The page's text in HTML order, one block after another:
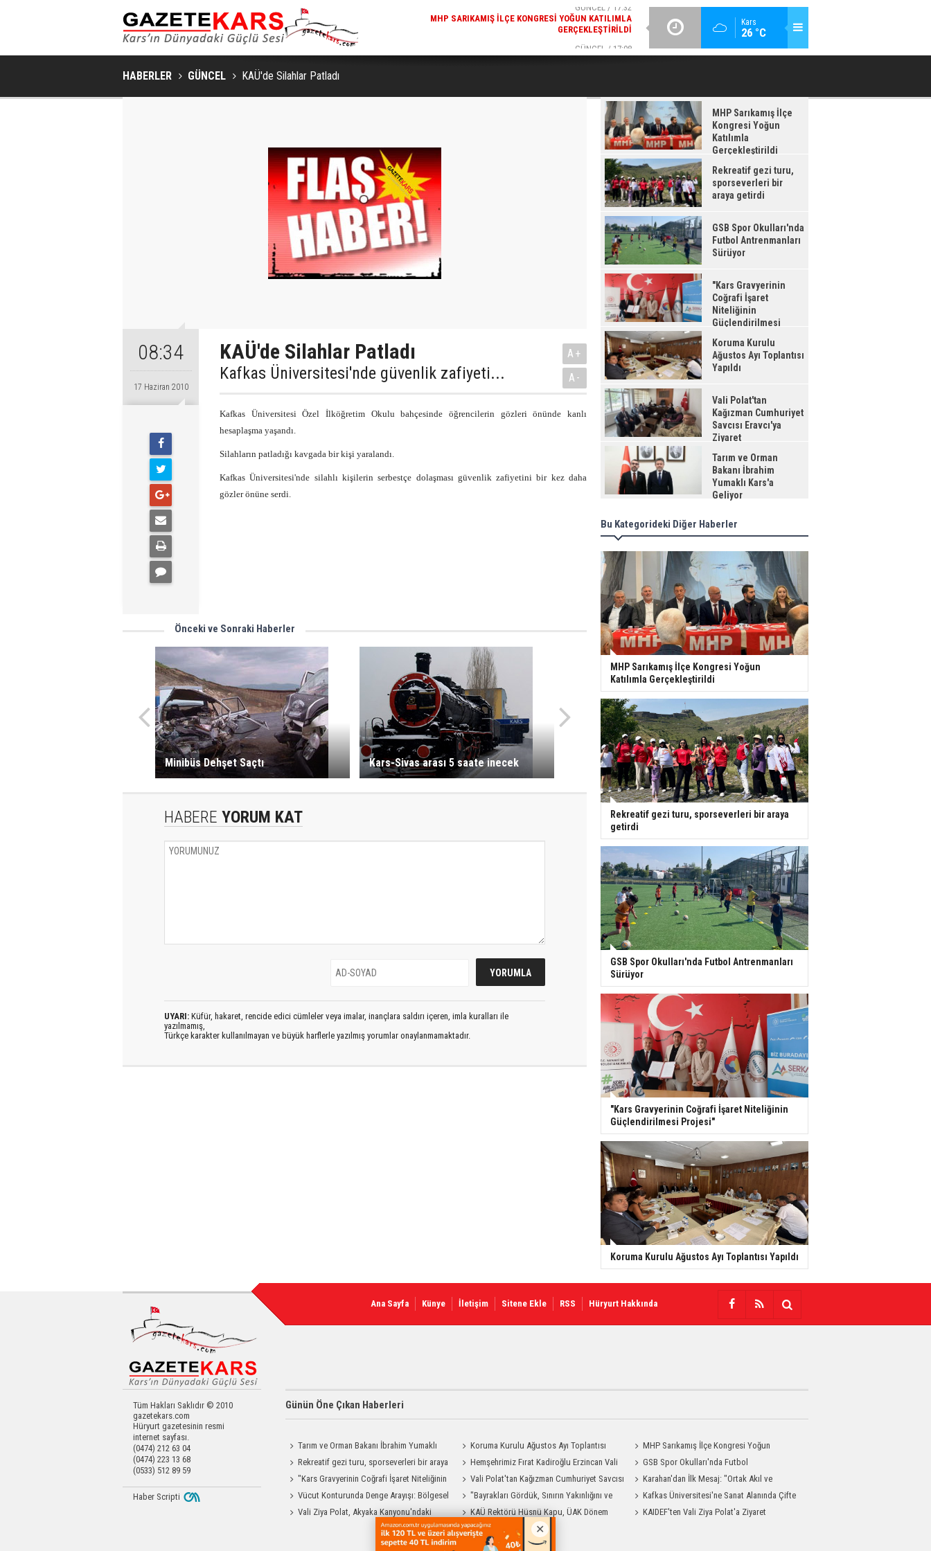
Kars
26 °C
GÜNCEL / 17:08
REKREATIF GEZI TURU, SPORSEVERLERI BIR ARAYA GETIRDI
GSB SPOR OKULLARI'NDA FUTBOL ANTRENMANLARI SÜRÜYOR
HABERLER GÜNCEL KAÜ'de Silahlar Patladı
08:34
17 Haziran 2010
KAÜ'de Silahlar Patladı
Kafkas Üniversitesi'nde güvenlik zafiyeti...
A+
A-
Kafkas Üniversitesi Özel İlköğretim Okulu bahçesinde öğrencilerin gözleri önünde kanlı
hesaplaşma yaşandı.
Silahların patladığı kavgada bir kişi yaralandı.
Kafkas Üniversitesi'nde silahlı kişilerin serbestçe dolaşması güvenlik zafiyetini bir kez daha
gözler önüne serdi.
Önceki ve Sonraki Haberler
Minibüs Dehşet Saçtı Kars-Sivas arası 5 saate inecek
HABERE YORUM KAT
UYARI: Küfür, hakaret, rencide edici cümleler veya imalar, inançlara saldırı içeren, imla kuralları ile
yazılmamış,
Türkçe karakter kullanılmayan ve büyük harflerle yazılmış yorumlar onaylanmamaktadır.
MHP Sarıkamış İlçe
Kongresi Yoğun
Katılımla
Gerçekleştirildi
Rekreatif gezi turu,
sporseverleri bir
araya getirdi
GSB Spor Okulları'nda
Futbol Antrenmanları
Sürüyor
"Kars Gravyerinin
Coğrafi İşaret
Niteliğinin
Güçlendirilmesi
Projesi"
Koruma Kurulu
Ağustos Ayı Toplantısı
Yapıldı
Vali Polat'tan
Kağızman Cumhuriyet
Savcısı Eravcı'ya
Ziyaret
Tarım ve Orman
Bakanı İbrahim
Yumaklı Kars'a
Geliyor
Bu Kategorideki Diğer Haberler
MHP Sarıkamış İlçe Kongresi Yoğun
Katılımla Gerçekleştirildi
Rekreatif gezi turu, sporseverleri bir araya
getirdi
GSB Spor Okulları'nda Futbol Antrenmanları
Sürüyor
"Kars Gravyerinin Coğrafi İşaret Niteliğinin
Güçlendirilmesi Projesi"
Koruma Kurulu Ağustos Ayı Toplantısı Yapıldı
Ana Sayfa Künye İletişim Sitene Ekle RSS Hüryurt Hakkında
Tüm Hakları Saklıdır © 2010
gazetekars.com
Hüryurt gazetesinin resmi
internet sayfası.
(0474) 212 63 04
(0474) 223 13 68
(0533) 512 89 59
Günün Öne Çıkan Haberleri
Tarım ve Orman Bakanı İbrahim Yumaklı
Kars'a Geliyor
Koruma Kurulu Ağustos Ayı Toplantısı
Yapıldı
MHP Sarıkamış İlçe Kongresi Yoğun
Katılımla Gerçekleştirildi
Rekreatif gezi turu, sporseverleri bir araya
getirdi
Hemşehrimiz Fırat Kadiroğlu Erzincan Vali
Yardımcılığına Atandı
GSB Spor Okulları'nda Futbol
Antrenmanları Sürüyor
"Kars Gravyerinin Coğrafi İşaret Niteliğinin
Güçlendirilmesi Projesi"
Vali Polat'tan Kağızman Cumhuriyet Savcısı
Eravcı'ya Ziyaret
Karahan'dan İlk Mesaj: "Ortak Akıl ve
Dayanışmayla Çalışacağız"
Vücut Konturunda Denge Arayışı: Bölgesel
Yağ Alma Sürecinin Tüm Aşamaları
"Bayrakları Gördük, Sınırın Yakınlığını ve
Uzaklığını Aynı Anda Hissettik"
Kafkas Üniversitesi'ne Sanat Alanında Çifte
Gurur
Vali Ziya Polat, Akyaka Kanyonu'ndaki
KAÜ Rektörü Hüsnü Kapu, ÜAK Dönem
Başkanlığını Devretti
KAIDEF'ten Vali Ziya Polat'a Ziyaret
Haber Scripti